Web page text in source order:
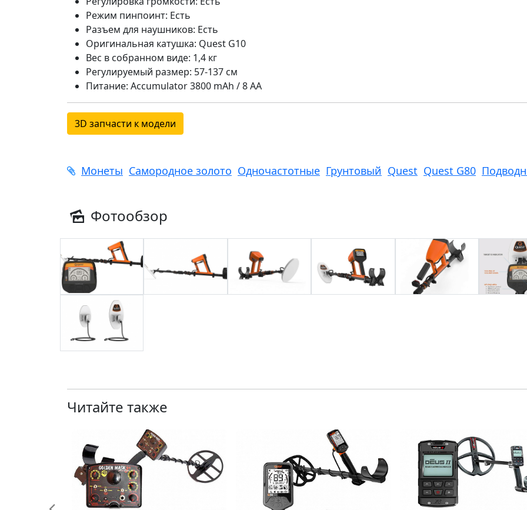
Режим пинпоинт: Есть
Разъем для наушников: Есть
Оригинальная катушка: Quest G10
Вес в собранном виде: 1,4 кг
Регулируемый размер: 57-137 см
Питание: Accumulator 3800 mAh / 8 AA
3D запчасти к модели
Монеты Самородное золото Одночастотные Грунтовый Quest Quest G80
Фотообзор
Читайте также
Previous